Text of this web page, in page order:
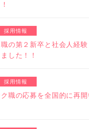
採用情報
の第２新卒と社会人経
した！！
採用情報
ク職の応募を全国的に再